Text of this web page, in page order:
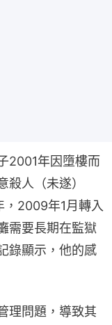
2001年因墮樓而
人（未遂）
2009年1月轉入
需要長期在監獄
錄顯示，他的感
理問題，導致其